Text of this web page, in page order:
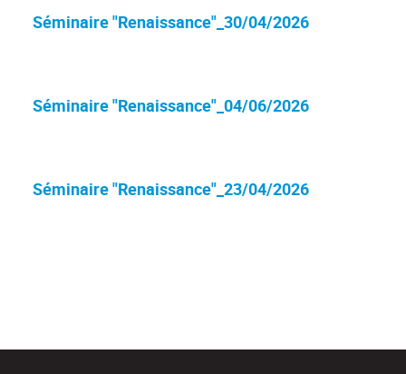
Séminaire "Renaissance"_30/04/2026
Séminaire "Renaissance"_04/06/2026
Séminaire "Renaissance"_23/04/2026